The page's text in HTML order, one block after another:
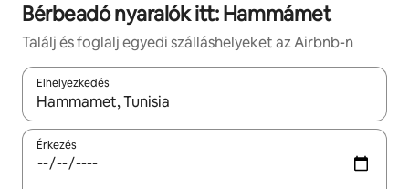
Bérbeadó nyaralók itt: Hammámet
Találj és foglalj egyedi szálláshelyeket az Airbnb-n
Elhelyezkedés
Az eredmények között a felfelé és a lefelé nyíllal
Érkezés